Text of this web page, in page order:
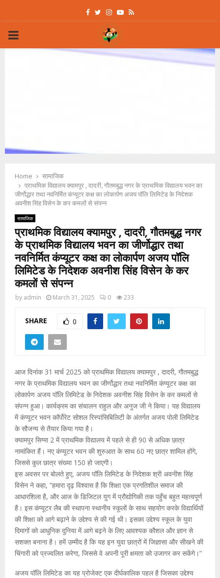
Facebook
Twitter
Instagram
Youtube
Rss
PRIMARY
Home
सामाजिक
प्राथमिक विद्यालय क्यामपुर , दादरी, गौतमबुद्ध नगर के प्राथमिक विद्यालय भवन का
जीर्णोद्धार तथा नवनिर्मित कंप्यूटर कक्ष का लोकार्पण अजय पॉलि लिमिटेड के निदेशक
अवनीश सिंह विसेन के कर कमलों से संपन्न
सामाजिक
प्राथमिक विद्यालय क्यामपुर , दादरी, गौतमबुद्ध नगर
के प्राथमिक विद्यालय भवन का जीर्णोद्धार तथा
नवनिर्मित कंप्यूटर कक्ष का लोकार्पण अजय पॉलि
लिमिटेड के निदेशक अवनीश सिंह विसेन के कर
कमलों से संपन्न
by admin March 31, 2025 0 233
SHARE 0
आज दिनांक 31 मार्च 2025 को प्राथमिक विद्यालय क्यामपुर , दादरी, गौतमबुद्ध
नगर के प्राथमिक विद्यालय भवन का जीर्णोद्धार तथा नवनिर्मित कंप्यूटर कक्ष का
लोकार्पण अजय पॉलि लिमिटेड के निदेशक अवनीश सिंह विसेन के कर कमलों से
संपन्न हुआ। कार्यक्रम का संचालन राहुल और अनुज जी ने किया। यह विद्यालय
में कंप्यूटर भवन कॉर्पोरेट सोशल रिस्पांसिबिलिटी के अंतर्गत अजय पोली लिमिटेड
के सौजन्य से तैयार किया गया है।
क्यामपुर सिग्मा 2 में प्राथमिक विद्यालय में पहले से ही 90 से अधिक छात्र
नामांकित हैं। नए कंप्यूटर भवन की शुरुआत के साथ 60 नए छात्र शामिल होंगे,
जिससे कुल छात्र संख्या 150 हो जाएगी।
इस अवसर पर बोलते हुए, अजय पॉलि लिमिटेड के निदेशक श्री अवनीश सिंह
विसेन ने कहा, “हमारा दृढ़ विश्वास है कि शिक्षा एक प्रगतिशील समाज की
आधारशिला है, और आज के डिजिटल युग में प्रौद्योगिकी तक पहुँच बहुत महत्वपूर्ण
है। इस कंप्यूटर लैब की स्थापना स्थानीय स्कूलों के साथ सहयोग करके विद्यार्थियों
की शिक्षा को आगे बढ़ाने के उद्देश्य से की गई थी। इसका उद्देश्य स्कूल के युवा
दिमागों को आधुनिक दुनिया में आगे बढ़ने के लिए आवश्यक कौशल और ज्ञान से
सशक्त बनाना है। हमें उम्मीद है कि यह इन युवा छात्रों में जिज्ञासा और सीखने की
चिंगारी को प्रज्वलित करेगा, जिससे वे अपनी पूरी क्षमता को उजागर कर सकेंगे।”
अजय पॉलि लिमिटेड का यह प्रोजेक्ट एक दीर्घकालिक पहल है जिसका उद्देश्य